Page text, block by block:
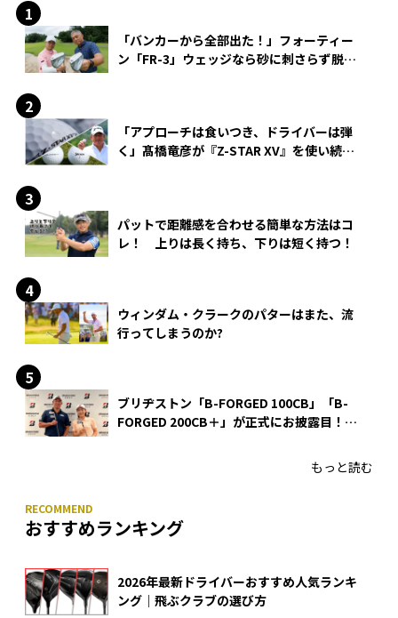
「バンカーから全部出た！」フォーティー
ン「FR-3」ウェッジなら砂に刺さらず脱出
「アプローチは食いつき、ドライバーは弾
く」髙橋竜彦が『Z-STAR XV』を使い続け
パットで距離感を合わせる簡単な方法はコ
レ！ 上りは長く持ち、下りは短く持つ！
ウィンダム・クラークのパターはまた、流
行ってしまうのか?
ブリヂストン「B-FORGED 100CB」「B-
FORGED 200CB＋」が正式にお披露目！
もっと読む
おすすめランキング
2026年最新ドライバーおすすめ人気ランキ
ング｜飛ぶクラブの選び方